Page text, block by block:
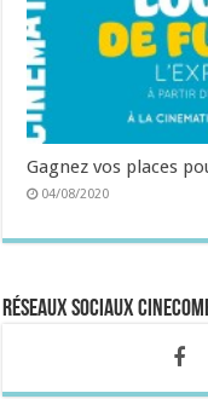
Gagnez vos places
04/08/2020
Réseaux sociaux